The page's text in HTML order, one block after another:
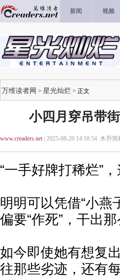
新闻 视频
万维读者网 > 星光灿烂 > 正文
小四月穿吊带
www.creaders.net| 2025-08-20 14:18:54 木乔简
“一手好牌打稀烂”
明明可以凭借“小燕
偏要“作死”，干出
如今即使她有想复
往那些劣迹，还有